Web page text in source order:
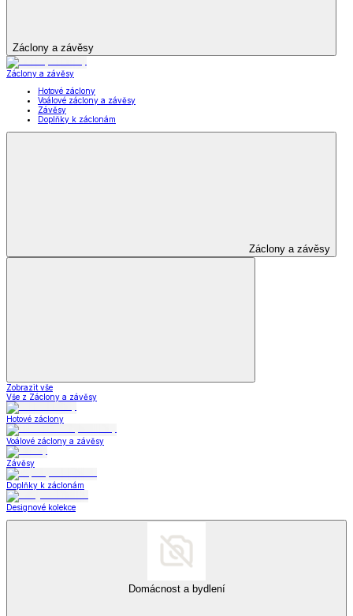
Záclony a závěsy
Záclony a závěsy
Hotové záclony
Voálové záclony a závěsy
Závěsy
Doplňky k záclonám
Záclony a závěsy
Zobrazit vše
Vše z Záclony a závěsy
Hotové záclony
Voálové záclony a závěsy
Závěsy
Doplňky k záclonám
Designové kolekce
Domácnost a bydlení